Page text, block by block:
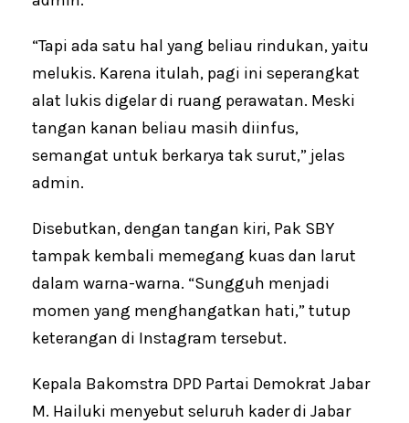
“Tapi ada satu hal yang beliau rindukan, yaitu
melukis. Karena itulah, pagi ini seperangkat
alat lukis digelar di ruang perawatan. Meski
tangan kanan beliau masih diinfus,
semangat untuk berkarya tak surut,” jelas
admin.
Disebutkan, dengan tangan kiri, Pak SBY
tampak kembali memegang kuas dan larut
dalam warna-warna. “Sungguh menjadi
momen yang menghangatkan hati,” tutup
keterangan di Instagram tersebut.
Kepala Bakomstra DPD Partai Demokrat Jabar
M. Hailuki menyebut seluruh kader di Jabar